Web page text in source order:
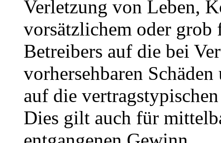
Verletzung von Leben,
vorsätzlichem oder grob
Betreibers auf die bei
vorhersehbaren
auf die
Dies gilt auch für